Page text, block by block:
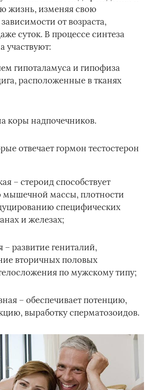
жизнь, изменяя свою
от возраста,
суток. В процессе синтеза
участвуют:
гипоталамуса и гипофиза
расположенные в тканях
коры надпочечников.
отвечает гормон тестостерон
– стероид способствует
мышечной массы, плотности
специфических
и железах;
– развитие гениталий,
вторичных половых
по мужскому типу;
– обеспечивает потенцию,
выработку сперматозоидов.